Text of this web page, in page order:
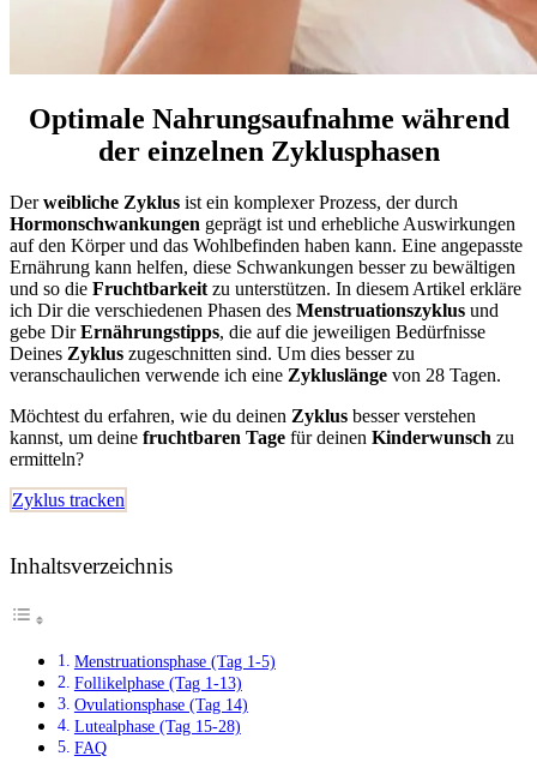
Optimale Nahrungsaufnahme während
der einzelnen Zyklusphasen
Derweibliche Zyklus ist ein komplexer Prozess, der durch
Hormonschwankungen geprägt ist und erhebliche Auswirkungen
auf den Körper und das Wohlbefinden haben kann. Eine angepasste
Ernährung kann helfen, diese Schwankungen besser zu bewältigen
und so die Fruchtbarkeit zu unterstützen. In diesem Artikel erkläre
ich Dir die verschiedenen Phasen des Menstruationszyklus und
gebe DirErnährungstipps, die auf die jeweiligen Bedürfnisse
Deines Zyklus zugeschnitten sind. Um dies besser zu
veranschaulichen verwende ich eine Zykluslänge von 28 Tagen.
Möchtest du erfahren, wie du deinen Zyklus besser verstehen
kannst, um deine fruchtbaren Tage für deinen Kinderwunsch zu
ermitteln?
Zyklus tracken
Inhaltsverzeichnis
Menstruationsphase (Tag 1-5)
Follikelphase (Tag 1-13)
Ovulationsphase (Tag 14)
Lutealphase (Tag 15-28)
FAQ